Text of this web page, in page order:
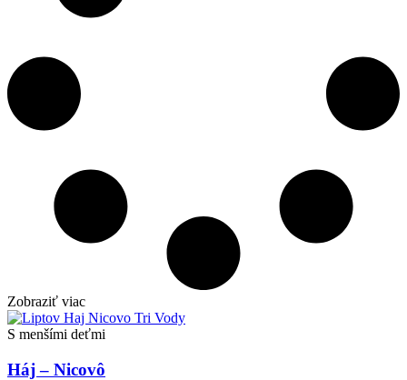
Zobraziť viac
S menšími deťmi
Háj – Nicovô